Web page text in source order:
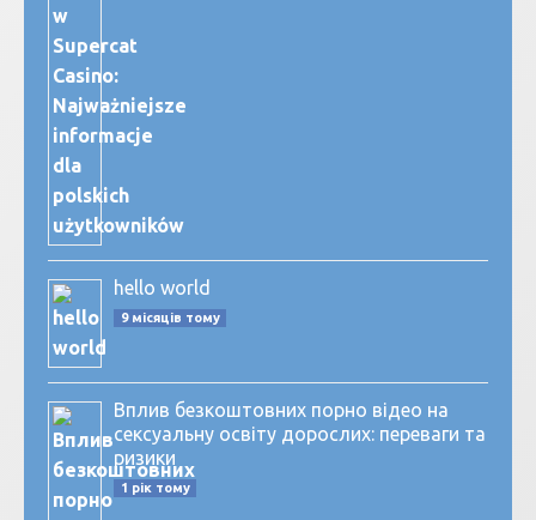
hello world
9 місяців тому
Вплив безкоштовних порно відео на
сексуальну освіту дорослих: переваги та
ризики
1 рік тому